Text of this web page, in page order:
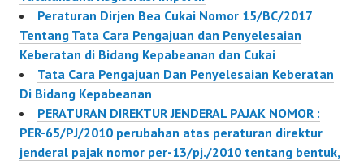
Peraturan Dirjen Bea Cukai Nomor 15/BC/2017
Tentang Tata Cara Pengajuan dan Penyelesaian
Keberatan di Bidang Kepabeanan dan Cukai
Tata Cara Pengajuan Dan Penyelesaian Keberatan
Di Bidang Kepabeanan
PERATURAN DIREKTUR JENDERAL PAJAK NOMOR :
PER-65/PJ/2010 perubahan atas peraturan direktur
jenderal pajak nomor per-13/pj./2010 tentang bentuk,